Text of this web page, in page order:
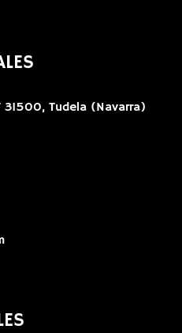
31500, Tudela (Navarra)